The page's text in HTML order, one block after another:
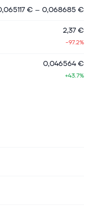
€ – 0,068685 €
2,37 €
-97.2%
0,046564 €
+43.7%